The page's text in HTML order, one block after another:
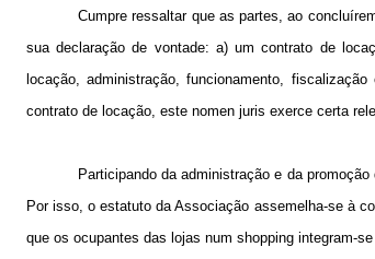
Cumpre ressaltar que as partes, ao
sua declaração de vontade: a) um contrato de
locação, administração, funcionamento,
contrato de locação, este nomen juris exerce certa
Participando da administração e da
Por isso, o estatuto da Associação assemelha-se à
que os ocupantes das lojas num shopping integram-